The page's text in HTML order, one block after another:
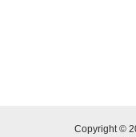
Copyright ©